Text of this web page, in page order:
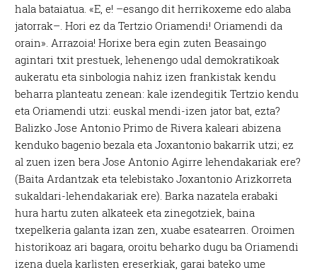
hala bataiatua. «E, e! –esango dit herrikoxeme edo alaba
jatorrak–. Hori ez da Tertzio Oriamendi! Oriamendi da
orain». Arrazoia! Horixe bera egin zuten Beasaingo
agintari txit prestuek, lehenengo udal demokratikoak
aukeratu eta sinbologia nahiz izen frankistak kendu
beharra planteatu zenean: kale izendegitik Tertzio kendu
eta Oriamendi utzi: euskal mendi-izen jator bat, ezta?
Balizko Jose Antonio Primo de Rivera kaleari abizena
kenduko bagenio bezala eta Joxantonio bakarrik utzi; ez
al zuen izen bera Jose Antonio Agirre lehendakariak ere?
(Baita Ardantzak eta telebistako Joxantonio Arizkorreta
sukaldari-lehendakariak ere). Barka nazatela erabaki
hura hartu zuten alkateek eta zinegotziek, baina
txepelkeria galanta izan zen, xuabe esatearren. Oroimen
historikoaz ari bagara, oroitu beharko dugu ba Oriamendi
izena duela karlisten ereserkiak, garai bateko ume